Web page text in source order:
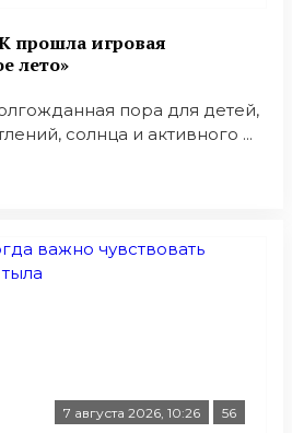
прошла игровая
лето»
пора для детей,
солнца и активного ...
7 августа 2026, 10:26 56